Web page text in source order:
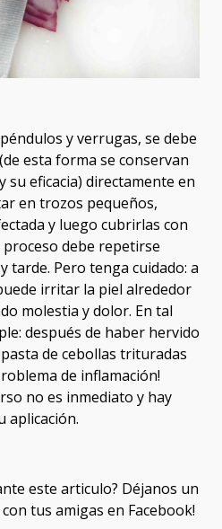
y verrugas, se debe
esta forma se conservan
su eficacia) directamente en
en trozos pequeños,
y luego cubrirlas con
proceso debe repetirse
tarde. Pero tenga cuidado: a
irritar la piel alrededor
molestia y dolor. En tal
después de haber hervido
de cebollas trituradas
de inflamación!
no es inmediato y hay
aplicación.
este articulo? Déjanos un
tus amigas en Facebook!